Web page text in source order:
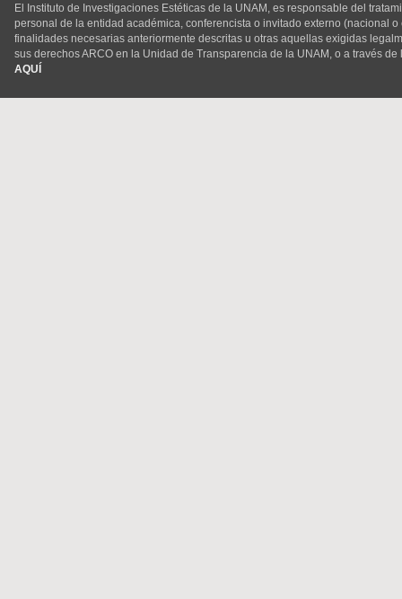
El Instituto de Investigaciones Estéticas de la UNAM, es responsable del
personal de la entidad académica, conferencista o invitado externo (nacional
finalidades necesarias anteriormente descritas u otras aquellas exigidas
sus derechos ARCO en la Unidad de Transparencia de la UNAM, o a través
AQUÍ